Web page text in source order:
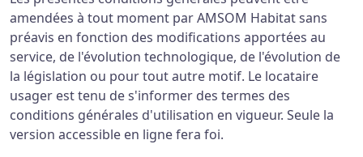
amendées à tout moment par AMSOM Habitat sans
préavis en fonction des modifications apportées au
service, de l'évolution technologique, de l'évolution de
la législation ou pour tout autre motif. Le locataire
usager est tenu de s'informer des termes des
conditions générales d'utilisation en vigueur. Seule la
version accessible en ligne fera foi.